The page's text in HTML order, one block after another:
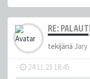
RE:
tekijänä Jary
- 24.11.23 18:45